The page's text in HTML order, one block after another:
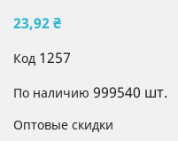
23,92 ₴
Код 1257
По наличию 999540 шт.
Оптовые скидки